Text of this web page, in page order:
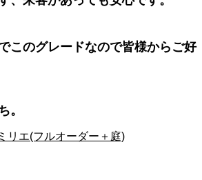
このグレードなので皆様からご好
。
リエ(フルオーダー＋庭)